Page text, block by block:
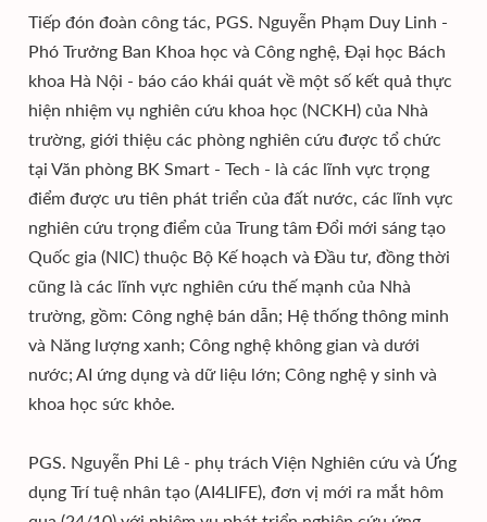
Tiếp đón đoàn công tác, PGS. Nguyễn Phạm Duy Linh -
Phó Trưởng Ban Khoa học và Công nghệ, Đại học Bách
khoa Hà Nội - báo cáo khái quát về một số kết quả thực
hiện nhiệm vụ nghiên cứu khoa học (NCKH) của Nhà
trường, giới thiệu các phòng nghiên cứu được tổ chức
tại Văn phòng BK Smart - Tech - là các lĩnh vực trọng
điểm được ưu tiên phát triển của đất nước, các lĩnh vực
nghiên cứu trọng điểm của Trung tâm Đổi mới sáng tạo
Quốc gia (NIC) thuộc Bộ Kế hoạch và Đầu tư, đồng thời
cũng là các lĩnh vực nghiên cứu thế mạnh của Nhà
trường, gồm: Công nghệ bán dẫn; Hệ thống thông minh
và Năng lượng xanh; Công nghệ không gian và dưới
nước; AI ứng dụng và dữ liệu lớn; Công nghệ y sinh và
khoa học sức khỏe.
PGS. Nguyễn Phi Lê - phụ trách Viện Nghiên cứu và Ứng
dụng Trí tuệ nhân tạo (AI4LIFE), đơn vị mới ra mắt hôm